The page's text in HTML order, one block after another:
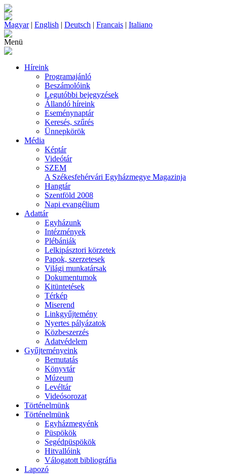
Magyar| English | Deutsch | Francais | Italiano
Menü
Híreink
Programajánló
Beszámolóink
Legutóbbi bejegyzések
Állandó híreink
Eseménynaptár
Keresés, szűrés
Ünnepkörök
Média
Képtár
Videótár
SZEM
A Székesfehérvári Egyházmegye Magazinja
Hangtár
Szentföld 2008
Napi evangélium
Adattár
Egyházunk
Intézmények
Plébániák
Lelkipásztori körzetek
Papok, szerzetesek
Világi munkatársak
Dokumentumok
Kitüntetések
Térkép
Miserend
Linkgyűjtemény
Nyertes pályázatok
Közbeszerzés
Adatvédelem
Gyűjteményeink
Bemutatás
Könyvtár
Múzeum
Levéltár
Videósorozat
Történelmünk
Történelmünk
Egyházmegyénk
Püspökök
Segédpüspökök
Hitvallóink
Válogatott bibliográfia
Lapozó